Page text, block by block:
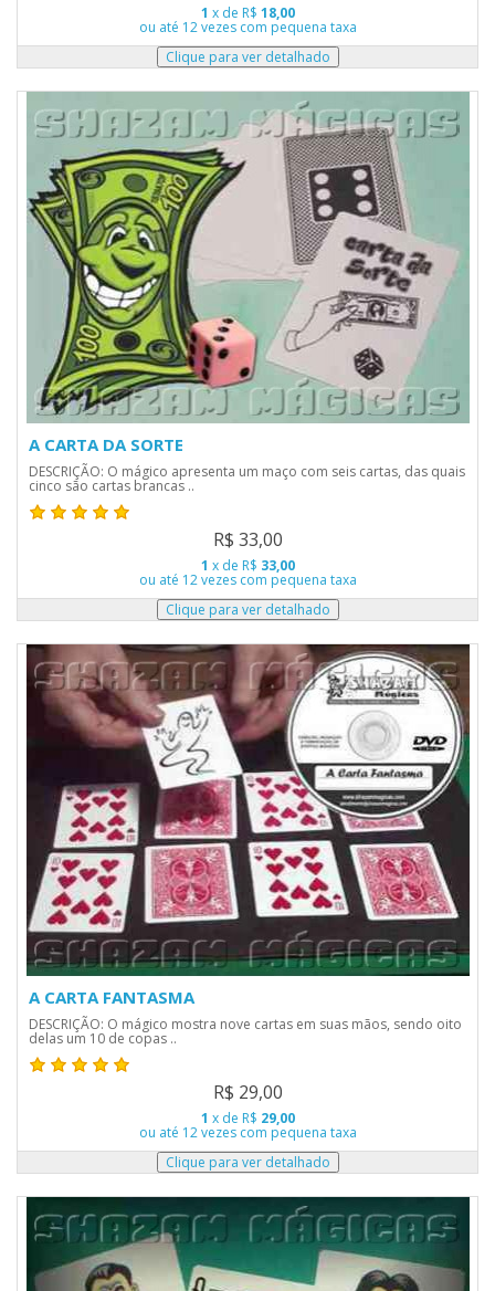
1 x de R$ 18,00
ou até 12 vezes com pequena taxa
A CARTA DA SORTE
DESCRIÇÃO: O mágico apresenta um maço com seis cartas, das quais
cinco são cartas brancas ..
R$ 33,00
1 x de R$ 33,00
ou até 12 vezes com pequena taxa
A CARTA FANTASMA
DESCRIÇÃO: O mágico mostra nove cartas em suas mãos, sendo oito
delas um 10 de copas ..
R$ 29,00
1 x de R$ 29,00
ou até 12 vezes com pequena taxa